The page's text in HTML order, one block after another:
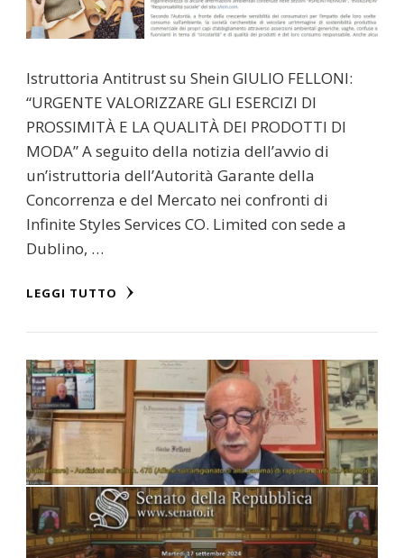
Istruttoria Antitrust su Shein GIULIO FELLONI:
“URGENTE VALORIZZARE GLI ESERCIZI DI
PROSSIMITÀ E LA QUALITÀ DEI PRODOTTI DI
MODA” A seguito della notizia dell’avvio di
un’istruttoria dell’Autorità Garante della
Concorrenza e del Mercato nei confronti di
Infinite Styles Services CO. Limited con sede a
Dublino, …
LEGGI TUTTO